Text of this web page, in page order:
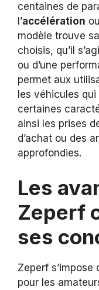
centaines de
l’accélération
modèle trouve
choisis, qu’il
ou d’une
permet aux
les véhicules qui
certaines
ainsi les prises
d’achat ou des
approfondies.
Les
Zeperf
ses
Zeperf
pour les